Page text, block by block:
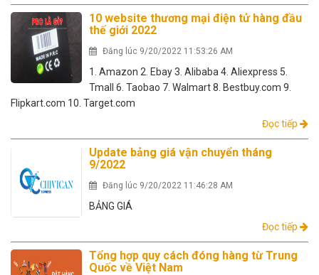
10 website thương mại điện tử hàng đầu
thế giới 2022
Đăng lúc 9/20/2022 11:53:26 AM
1. Amazon 2. Ebay 3. Alibaba 4. Aliexpress 5.
Tmall 6. Taobao 7. Walmart 8. Bestbuy.com 9.
Flipkart.com 10. Target.com
Đọc tiếp
Update bảng giá vận chuyển tháng
9/2022
Đăng lúc 9/20/2022 11:46:28 AM
BẢNG GIÁ
Đọc tiếp
Tổng hợp quy cách đóng hàng từ Trung
Quốc về Việt Nam